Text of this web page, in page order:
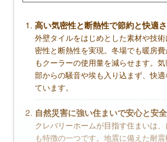
デメリット
ローコストでは建てられない
断熱性はそこまで高くない
パナソニック製品しか選べない
無料+3分で完
高い気密性と断熱性で節約と快適
外壁タイルをはじめとした素材や技
密性と断熱性を実現。冬場でも暖房
もクーラーの使用量を減らせます。
部からの騒音や埃も入り込まず、快
ています。
自然災害に強い住まいで安心と安
クレバリーホームが目指す住まいは
も特徴の一つです。地震に備えた耐